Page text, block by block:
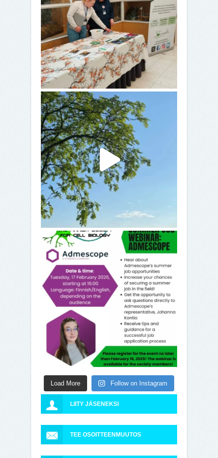
Load More Follow on Instagram
LIITY JÄSENEKSI
TEE OSOITTEENMUUTOS